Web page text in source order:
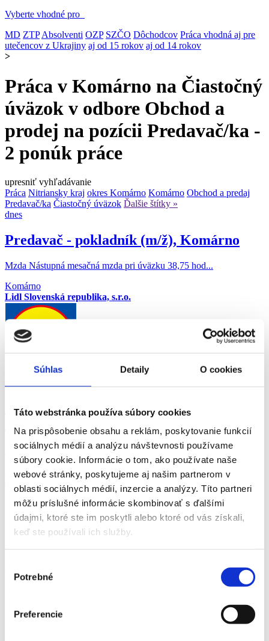
Súhlas Detaily O cookies
Táto webstránka používa súbory cookies
Na prispôsobenie obsahu a reklám, poskytovanie funkcií
sociálnych médií a analýzu návštevnosti používame
súbory cookie. Informácie o tom, ako používate naše
webové stránky, poskytujeme aj našim partnerom v
oblasti sociálnych médií, inzercie a analýzy. Títo partneri
môžu príslušné informácie skombinovať s ďalšími
údajmi, ktoré ste im poskytli alebo ktoré od vás získali,
keď ste používali ich služby.
súhlasu
Potrebné
Preferencie
Vyberte vhodné pro
MD ZTPAbsolventi OZP SZČO Dôchodcov Práca vhodná aj pre
utečencov z Ukrajiny aj od 15 rokov aj od 14 rokov
>
Práca v Komárno na Čiastočný
úväzok v odbore Obchod a
prodej na pozícii Predavač/ka -
2 ponúk práce
upresniť vyhľadávanie
Práca Nitriansky kraj okres Komárno Komárno Obchod a predaj
Predavač/ka Čiastočný úväzok Ďalšie štítky »
dnes
Predavač - pokladník (m/ž), Komárno
Mzda Nástupná mesačná mzda pri úväzku 38,75 hod...
Komárno
Lidl Slovenská republika, s.r.o.
Asistent manažéra predajne (m/ž),
Komárno
Mzda Nástupná mesačná mzda pri úväzku 38,75 hod...
Komárno
Lidl Slovenská republika, s.r.o.
na Čiastočný úväzok v odbore
- voľné
pracovné miesta